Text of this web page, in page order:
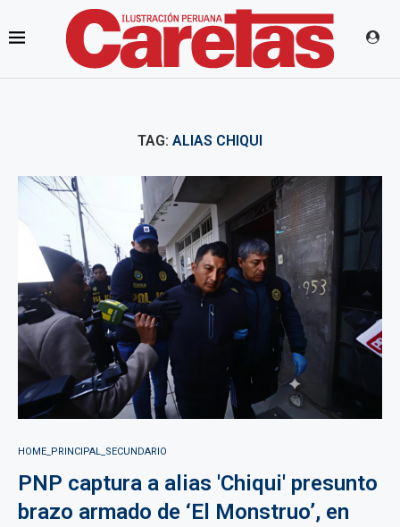
TAG: ALIAS CHIQUI
HOME_PRINCIPAL_SECUNDARIO
PNP captura a alias 'Chiqui' presunto
brazo armado de ‘El Monstruo’, en